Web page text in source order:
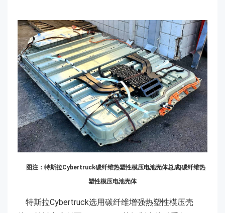
图注：特斯拉Cybertruck碳纤维热塑性模压电池壳体总成|碳纤维热
塑性模压电池壳体
特斯拉Cybertruck选用碳纤维增强热塑性模压壳